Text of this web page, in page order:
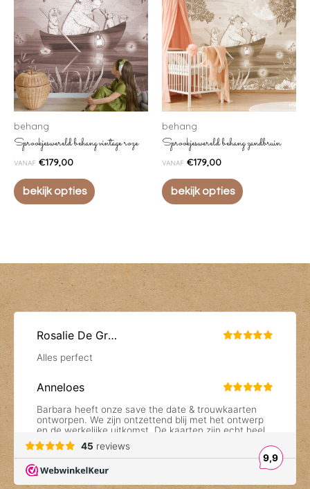
behang
Sprookjeswereld behang vintage roze
VANAF €179,00
bekijk opties
behang
Sprookjeswereld behang zandbruin
VANAF €179,00
bekijk opties